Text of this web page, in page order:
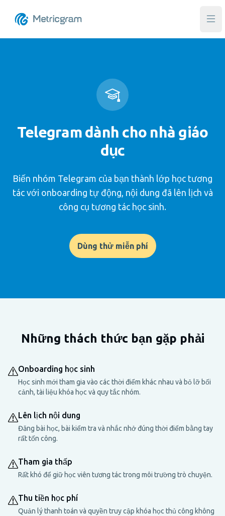
Mở
Telegram dành cho nhà giáo
dục
Biến nhóm Telegram của bạn thành lớp học tương
tác với onboarding tự động, nội dung đã lên lịch và
công cụ tương tác học sinh.
Dùng thử miễn phí
Những thách thức bạn gặp phải
Onboarding học sinh
Học sinh mới tham gia vào các thời điểm khác nhau và bỏ lỡ bối
cảnh, tài liệu khóa học và quy tắc nhóm.
Lên lịch nội dung
Đăng bài học, bài kiểm tra và nhắc nhở đúng thời điểm bằng tay
rất tốn công.
Tham gia thấp
Rất khó để giữ học viên tương tác trong môi trường trò chuyện.
Thu tiền học phí
Quản lý thanh toán và quyền truy cập khóa học thủ công không